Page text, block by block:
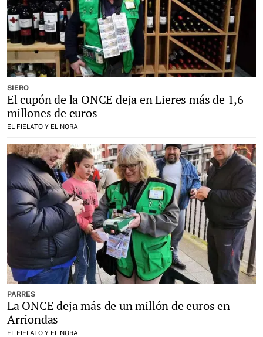
SIERO
El cupón de la ONCE deja en Lieres más de 1,6
millones de euros
EL FIELATO Y EL NORA
PARRES
La ONCE deja más de un millón de euros en
Arriondas
EL FIELATO Y EL NORA